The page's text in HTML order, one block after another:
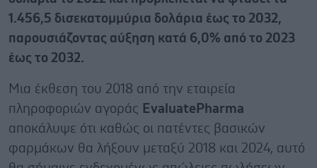
1.456,5 δισεκατομμύρια δολάρια έως το 2032,
παρουσιάζοντας αύξηση κατά 6,0% από το 2023
έως το 2032.
Μια έκθεση του 2018 από την εταιρεία
πληροφοριών αγοράς EvaluatePharma
αποκάλυψε ότι καθώς οι πατέντες βασικών
φαρμάκων θα λήξουν μεταξύ 2018 και 2024, αυτό